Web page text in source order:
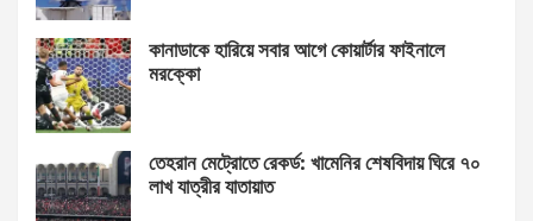
কানাডাকে হারিয়ে সবার আগে কোয়ার্টার ফাইনালে
মরক্কো
তেহরান মেট্রোতে রেকর্ড: খামেনির শেষবিদায় ঘিরে ৭০
লাখ যাত্রীর যাতায়াত